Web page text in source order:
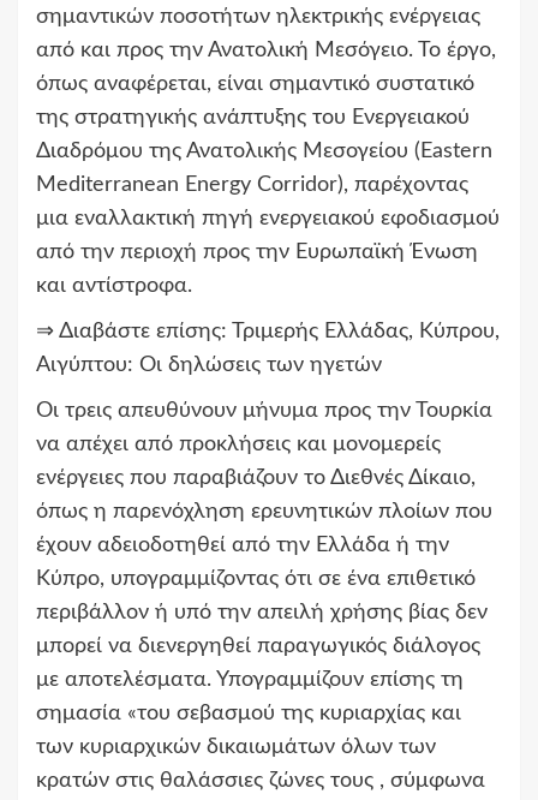
σημαντικών ποσοτήτων ηλεκτρικής ενέργειας
από και προς την Ανατολική Μεσόγειο. Το έργο,
όπως αναφέρεται, είναι σημαντικό συστατικό
της στρατηγικής ανάπτυξης του Ενεργειακού
Διαδρόμου της Ανατολικής Μεσογείου (Eastern
Mediterranean Energy Corridor), παρέχοντας
μια εναλλακτική πηγή ενεργειακού εφοδιασμού
από την περιοχή προς την Ευρωπαϊκή Ένωση
και αντίστροφα.
⇒ Διαβάστε επίσης: Τριμερής Ελλάδας, Κύπρου,
Αιγύπτου: Οι δηλώσεις των ηγετών
Οι τρεις απευθύνουν μήνυμα προς την Τουρκία
να απέχει από προκλήσεις και μονομερείς
ενέργειες που παραβιάζουν το Διεθνές Δίκαιο,
όπως η παρενόχληση ερευνητικών πλοίων που
έχουν αδειοδοτηθεί από την Ελλάδα ή την
Κύπρο, υπογραμμίζοντας ότι σε ένα επιθετικό
περιβάλλον ή υπό την απειλή χρήσης βίας δεν
μπορεί να διενεργηθεί παραγωγικός διάλογος
με αποτελέσματα. Υπογραμμίζουν επίσης τη
σημασία «του σεβασμού της κυριαρχίας και
των κυριαρχικών δικαιωμάτων όλων των
κρατών στις θαλάσσιες ζώνες τους , σύμφωνα